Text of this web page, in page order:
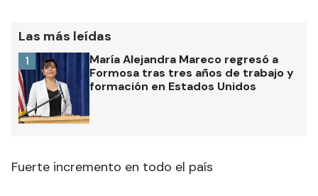
Las más leídas
María Alejandra Mareco regresó a
Formosa tras tres años de trabajo y
formación en Estados Unidos
1
Fuerte incremento en todo el país